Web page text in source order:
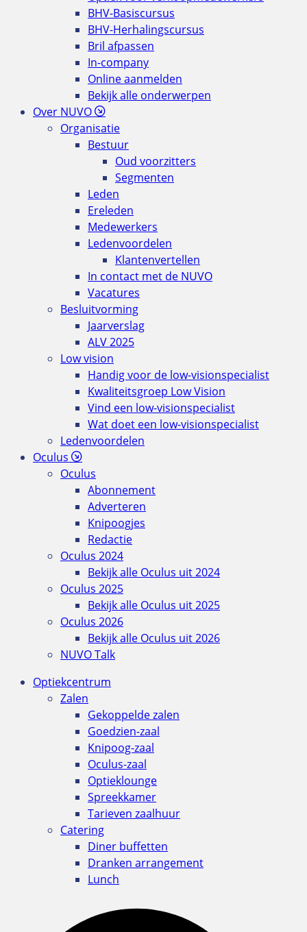
BHV-Basiscursus
BHV-Herhalingscursus
Bril afpassen
In-company
Online aanmelden
Bekijk alle onderwerpen
Over NUVO
Organisatie
Bestuur
Oud voorzitters
Segmenten
Leden
Ereleden
Medewerkers
Ledenvoordelen
Klantenvertellen
In contact met de NUVO
Vacatures
Besluitvorming
Jaarverslag
ALV 2025
Low vision
Handig voor de low-visionspecialist
Kwaliteitsgroep Low Vision
Vind een low-visionspecialist
Wat doet een low-visionspecialist
Ledenvoordelen
Oculus
Oculus
Abonnement
Adverteren
Knipoogjes
Redactie
Oculus 2024
Bekijk alle Oculus uit 2024
Oculus 2025
Bekijk alle Oculus uit 2025
Oculus 2026
Bekijk alle Oculus uit 2026
NUVO Talk
Optiekcentrum
Zalen
Gekoppelde zalen
Goedzien-zaal
Knipoog-zaal
Oculus-zaal
Optieklounge
Spreekkamer
Tarieven zaalhuur
Catering
Diner buffetten
Dranken arrangement
Lunch